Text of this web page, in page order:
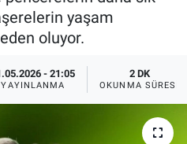
yaşam
oluyor.
- 21:05
YAYINLANMA
2 DK
OKUNMA SÜRESI